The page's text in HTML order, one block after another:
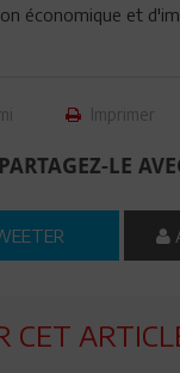
économique et
Imprimer
LE
CET